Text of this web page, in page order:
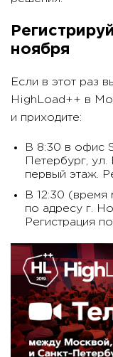
ноября
Если в этот раз
HighLoad++ в
и приходите:
В 8:30 в офис
Петербург,
первый этаж.
В 12:30
по адресу г.
Регистрация по